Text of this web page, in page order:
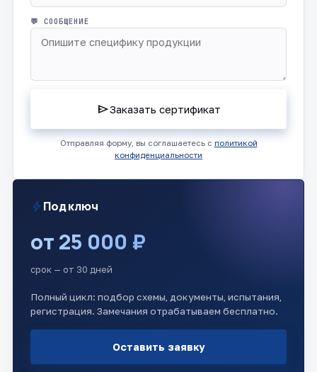
💬 СООБЩЕНИЕ
sendЗаказать сертификат
Отправляя форму, вы соглашаетесь с политикой
конфиденциальности
boltПод ключ
от 25 000 ₽
срок — от 30 дней
Полный цикл: подбор схемы, документы, испытания,
регистрация. Замечания отрабатываем бесплатно.
Оставить заявку